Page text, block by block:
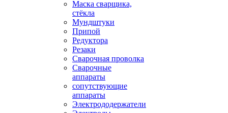
Маска сварщика,
стёкла
Мундштуки
Припой
Редуктора
Резаки
Сварочная проволка
Сварочные
аппараты
сопутствующие
аппараты
Электрододержатели